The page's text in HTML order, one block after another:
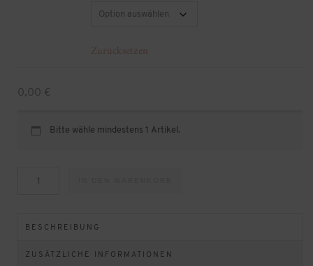
Zurücksetzen
0,00 €
Bitte wähle mindestens 1 Artikel.
Kartenwelt
Acryl
Menge
BESCHREIBUNG
ZUSÄTZLICHE INFORMATIONEN